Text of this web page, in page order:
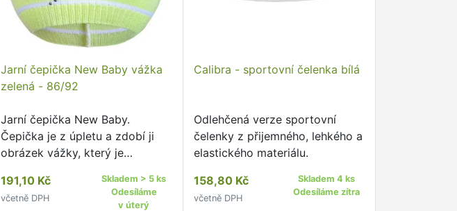
Jarní čepička New Baby vážka
zelená - 86/92
Jarní čepička New Baby.
Čepička je z úpletu a zdobí ji
obrázek vážky, který je
Čepička je ušitá z prodyšného
materiálu, proto je vhodná pro
191,10 Kč
včetně DPH
Skladem > 5 ks
Odesíláme
v úterý
Calibra - sportovní čelenka bílá
Odlehčená verze sportovní
čelenky z přijemného, lehkého a
elastického materiálu.
158,80 Kč
včetně DPH
Skladem 4 ks
Odesíláme zítra